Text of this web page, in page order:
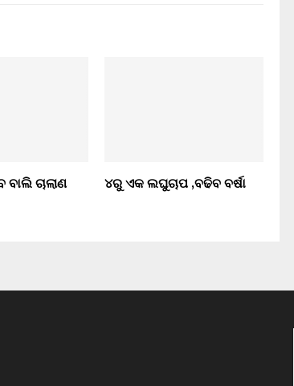
ଚାଲାଣ ୪ରୁ ଏକ ଲଘୁଚାପ ,ବଢିବ ବର୍ଷା